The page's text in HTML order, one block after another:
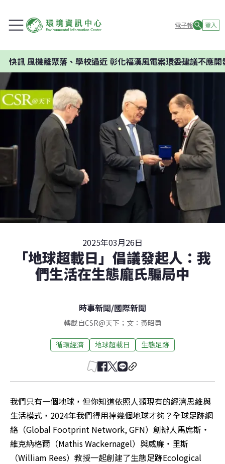
電子報 登入
落、學校過近 彰化福漢風電案環委建議不應開發
2025年03月26日
「地球超載日」倡議發起人：我
們生活在生態龐氏騙局中
時事新聞/國際新聞
轉載自CSR@天下；文：黃昭勇
循環經濟 地球超載日 生態足跡
我們只有一個地球，但你知道依照人類現有的經濟思維與
生活模式，2024年我們得用掉幾個地球才夠？全球足跡網
絡（Global Footprint Network, GFN）創辦人馬席斯・
維克納格爾（Mathis Wackernagel）與威廉・里斯
（William Rees）教授一起創建了生態足跡Ecological